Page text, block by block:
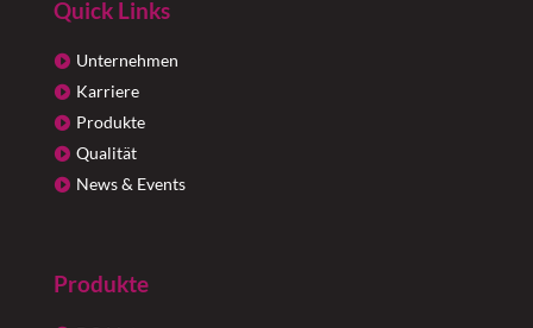
Quick Links
Unternehmen
Karriere
Produkte
Qualität
News & Events
Produkte